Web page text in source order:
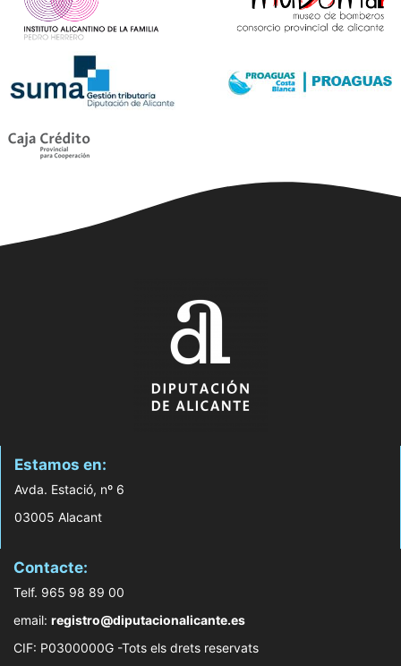
Estamos en:
Avda. Estació, nº 6
03005 Alacant
Contacte:
Telf. 965 98 89 00
email: registro@diputacionalicante.es
CIF: P0300000G -Tots els drets reservats